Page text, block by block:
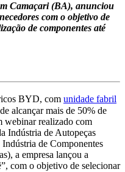
Camaçari (BA), anunciou
com o objetivo de
de componentes até
BYD, com unidade fabril
alcançar mais de 50% de
webinar realizado com
Indústria de Autopeças
de Componentes
a empresa lançou a
com o objetivo de selecionar